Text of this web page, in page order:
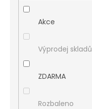
Akce
Výprodej skladů
ZDARMA
Rozbaleno